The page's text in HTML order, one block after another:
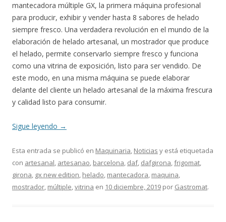
mantecadora múltiple GX, la primera máquina profesional
para producir, exhibir y vender hasta 8 sabores de helado
siempre fresco. Una verdadera revolución en el mundo de la
elaboración de helado artesanal, un mostrador que produce
el helado, permite conservarlo siempre fresco y funciona
como una vitrina de exposición, listo para ser vendido. De
este modo, en una misma máquina se puede elaborar
delante del cliente un helado artesanal de la máxima frescura
y calidad listo para consumir.
Sigue leyendo →
Esta entrada se publicó en Maquinaria Noticias y está etiquetada
con artesanal artesanao barcelona daf, dafgirona frigomat
girona gx new edition helado mantecadora maquina
mostrador múltiple vitrina en 10 diciembre, 2019 por Gastromat.